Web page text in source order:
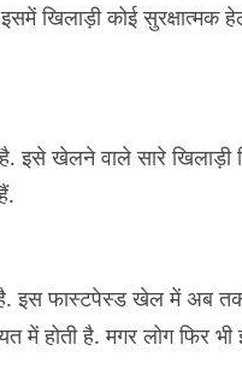
खिलाड़ी कोई
इसे खेलने वाले सारे
इस फास्टपेस्ड खेल में अब
में होती है. मगर लोग फिर